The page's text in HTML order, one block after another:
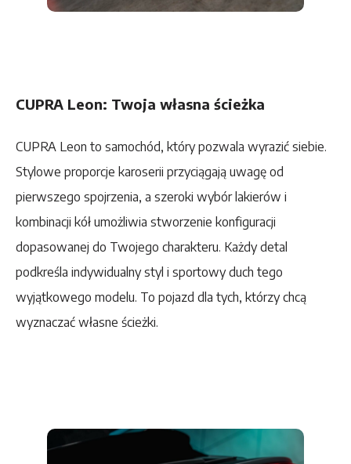
CUPRA Leon: Twoja własna ścieżka
CUPRA Leon to samochód, który pozwala wyrazić siebie.
Stylowe proporcje karoserii przyciągają uwagę od
pierwszego spojrzenia, a szeroki wybór lakierów i
kombinacji kół umożliwia stworzenie konfiguracji
dopasowanej do Twojego charakteru. Każdy detal
podkreśla indywidualny styl i sportowy duch tego
wyjątkowego modelu. To pojazd dla tych, którzy chcą
wyznaczać własne ścieżki.